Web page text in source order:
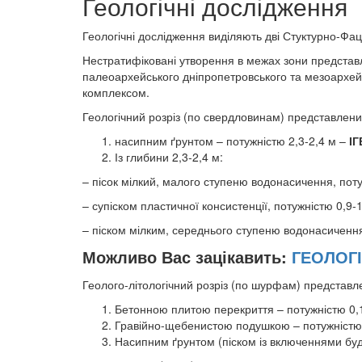
Геологічні дослідження виділяють дві Стуктурно-
Нестратифіковані утворення в межах зони
палеоархейського дніпропетровського та
комплексом.
Геологічний розріз (по свердловинам)
насипним ґрунтом – потужністю 2,3-2,4 м –
Із глибини 2,3-2,4 м:
– пісок мілкий, малого ступеню водонасичення,
– супіском пластичної консистенції, потужністю
– піском мілким, середнього ступеню
Можливо Вас зацікавить:
Геолого-літологічний розріз (по шурфам)
Бетонною плитою перекриття – потужністю
Гравійно-щебенистою подушкою –
Насипним ґрунтом (піском із включеннями